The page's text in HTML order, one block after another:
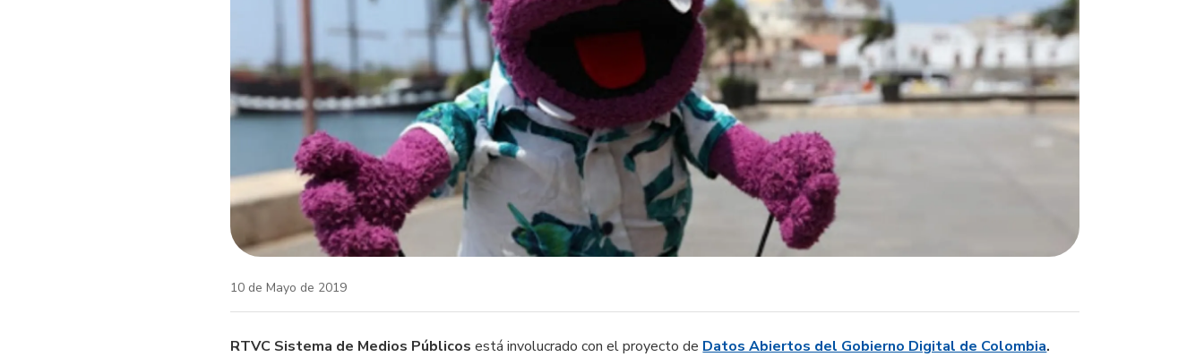
10 de Mayo de 2019
RTVC Sistema de Medios Públicos está involucrado con el proyecto de Datos Abiertos del Gobierno Digital de Colombia.